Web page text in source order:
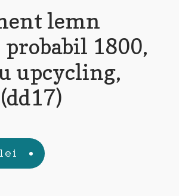
lemn
probabil 1800,
upcycling,
lei